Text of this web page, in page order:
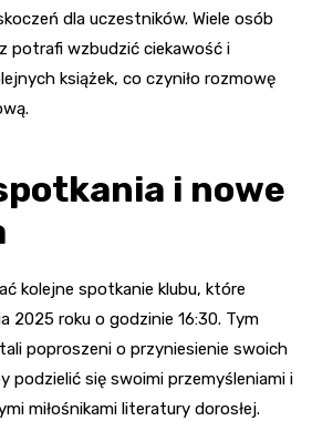
dla uczestników. Wiele osób
potrafi wzbudzić ciekawość i
książek, co czyniło rozmowę
i nowe
kolejne spotkanie klubu, które
2025 roku o godzinie 16:30. Tym
poproszeni o przyniesienie swoich
podzielić się swoimi przemyśleniami i
miłośnikami literatury dorosłej.